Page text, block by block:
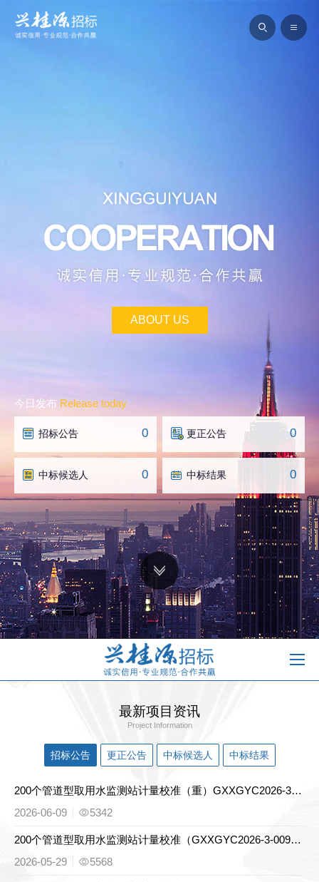
ABOUT US
今日发布 Release today
招标公告 0 更正公告 0
中标候选人 0 中标结果 0
最新项目资讯
Project Information
招标公告 更正公告 中标候选人 中标结果
200个管道型取用水监测站计量校准（重）GXXGYC2026-3-009（重）〕竞争性磋商公告
2026-06-09
5342
200个管道型取用水监测站计量校准（GXXGYC2026-3-009）竞争性磋商公告
2026-05-29
5568